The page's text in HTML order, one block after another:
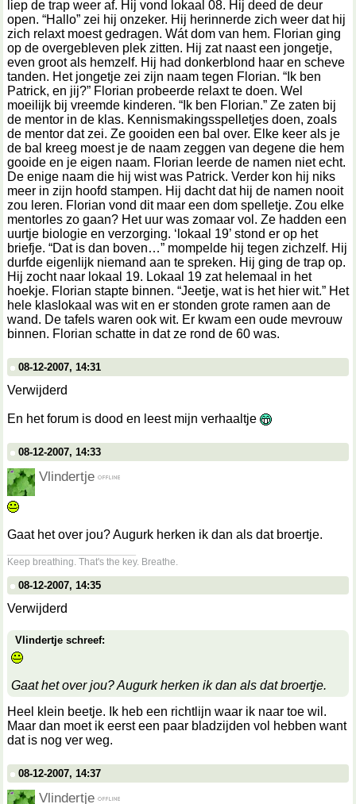
liep de trap weer af. Hij vond lokaal 08. Hij deed de deur
open. “Hallo” zei hij onzeker. Hij herinnerde zich weer dat hij
zich relaxt moest gedragen. Wát dom van hem. Florian ging
op de overgebleven plek zitten. Hij zat naast een jongetje,
even groot als hemzelf. Hij had donkerblond haar en scheve
tanden. Het jongetje zei zijn naam tegen Florian. “Ik ben
Patrick, en jij?” Florian probeerde relaxt te doen. Wel
moeilijk bij vreemde kinderen. “Ik ben Florian.” Ze zaten bij
de mentor in de klas. Kennismakingsspelletjes doen, zoals
de mentor dat zei. Ze gooiden een bal over. Elke keer als je
de bal kreeg moest je de naam zeggen van degene die hem
gooide en je eigen naam. Florian leerde de namen niet echt.
De enige naam die hij wist was Patrick. Verder kon hij niks
meer in zijn hoofd stampen. Hij dacht dat hij de namen nooit
zou leren. Florian vond dit maar een dom spelletje. Zou elke
mentorles zo gaan? Het uur was zomaar vol. Ze hadden een
uurtje biologie en verzorging. ‘lokaal 19’ stond er op het
briefje. “Dat is dan boven…” mompelde hij tegen zichzelf. Hij
durfde eigenlijk niemand aan te spreken. Hij ging de trap op.
Hij zocht naar lokaal 19. Lokaal 19 zat helemaal in het
hoekje. Florian stapte binnen. “Jeetje, wat is het hier wit.” Het
hele klaslokaal was wit en er stonden grote ramen aan de
wand. De tafels waren ook wit. Er kwam een oude mevrouw
binnen. Florian schatte in dat ze rond de 60 was.
08-12-2007, 14:31
Verwijderd
En het forum is dood en leest mijn verhaaltje
08-12-2007, 14:33
Vlindertje
Gaat het over jou? Augurk herken ik dan als dat broertje.
Keep breathing. That's the key. Breathe.
08-12-2007, 14:35
Verwijderd
Vlindertje schreef:
Gaat het over jou? Augurk herken ik dan als dat broertje.
Heel klein beetje. Ik heb een richtlijn waar ik naar toe wil.
Maar dan moet ik eerst een paar bladzijden vol hebben want
dat is nog ver weg.
08-12-2007, 14:37
Vlindertje